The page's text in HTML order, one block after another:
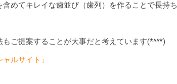
めてキレイな歯並び（歯列）を作ることで長持ち
ご提案することが大事だと考えています(*^^*)
ルサイト」